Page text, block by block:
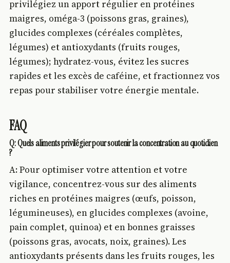
privilégiez un apport régulier en protéines
maigres, oméga-3 (poissons gras, graines),
glucides complexes (céréales complètes,
légumes) et antioxydants (fruits rouges,
légumes); hydratez-vous, évitez les sucres
rapides et les excès de caféine, et fractionnez vos
repas pour stabiliser votre énergie mentale.
FAQ
Q: Quels aliments privilégier pour soutenir la concentration au quotidien
?
A: Pour optimiser votre attention et votre
vigilance, concentrez-vous sur des aliments
riches en protéines maigres (œufs, poisson,
légumineuses), en glucides complexes (avoine,
pain complet, quinoa) et en bonnes graisses
(poissons gras, avocats, noix, graines). Les
antioxydants présents dans les fruits rouges, les